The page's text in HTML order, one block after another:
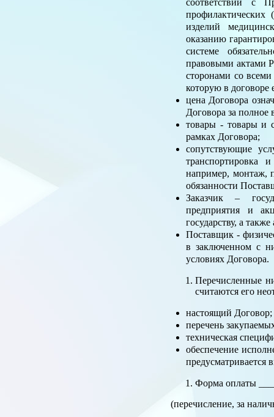
соответствии с
профилактических
изделий
оказанию
системе
правовыми актами
сторонами со
которую в договоре
цена Договора
Договора за полное
товары - товары и
рамках Договора;
сопутствующие
транспортировка
например, монтаж,
обязанности
Заказчик –
предприятия и
государству, а
Поставщик -
в заключенном с
условиях Договора.
Перечисленные
считаются его
настоящий Договор;
перечень
техническая
обеспечение
предусматривается
Форма оплаты
(перечисление, за